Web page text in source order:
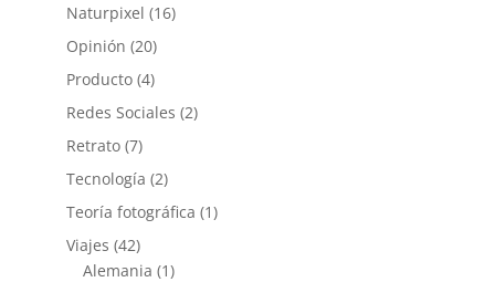
Naturpixel (16)
Opinión (20)
Producto(4)
Redes Sociales (2)
Retrato(7)
Tecnología (2)
Teoría fotográfica (1)
Viajes (42)
Alemania (1)